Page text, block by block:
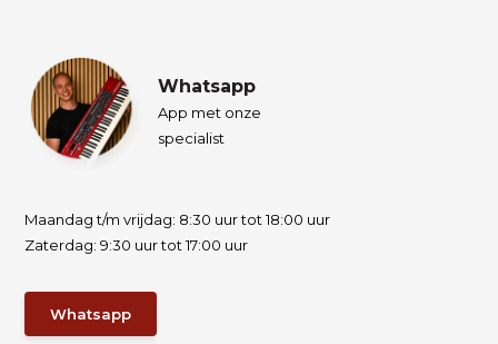
Whatsapp
App met onze
specialist
Maandag t/m vrijdag: 8:30 uur tot 18:00 uur
Zaterdag: 9:30 uur tot 17:00 uur
Whatsapp